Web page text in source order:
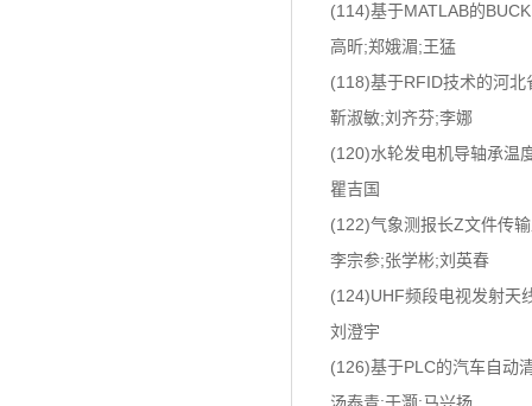
(114)基于MATLAB的
高昕;郑娥湄;王猛
(118)基于RFID技术的河
靳淑敏;刘齐芬;李娜
(120)水轮发电机导轴承温
瞿吉国
(122)气象测报长Z文件传
李宗参;张学彬;刘英春
(124)UHF频段电视发射天
刘澄宇
(126)基于PLC的汽车自动